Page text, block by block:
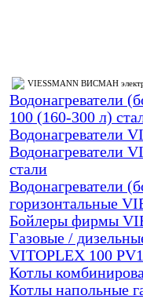
VIESSMANN ВИСМАН
Водонагреватели
100 (160-300 л)
Водонагреватели
Водонагреватели
стали
Водонагреватели
горизонтальные
Бойлеры фирмы
Газовые /
VITOPLEX 100
Котлы
Котлы напольные